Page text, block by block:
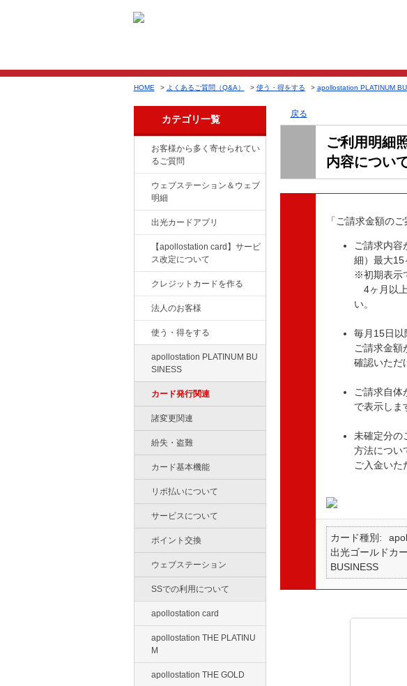
HOME > よくあるご質問（Q&A） > 使う・得をする > apollostation PLATINUM
カテゴリ一覧
お客様から多く寄せられてい
るご質問
ウェブステーション＆ウェブ
明細
出光カードアプリ
【apollostation card】サービ
ス改定について
クレジットカードを作る
法人のお客様
使う・得をする
apollostation PLATINUM BU
SINESS
カード発行関連
諸変更関連
紛失・盗難
カード基本機能
リボ払いについて
サービスについて
ポイント交換
ウェブステーション
SSでの利用について
apollostation card
apollostation THE PLATINU
M
apollostation THE GOLD
戻る
ご利用明細
内容につい
「ご請求金額の
ご請求内容
細）最大15
※初期表示
4ヶ月以上
い。
毎月15日以
ご請求金額
確認いただ
ご請求自体
で表示しま
未確定分の
方法につい
ご入金いた
カード種別
出光ゴールドカ
BUSINESS